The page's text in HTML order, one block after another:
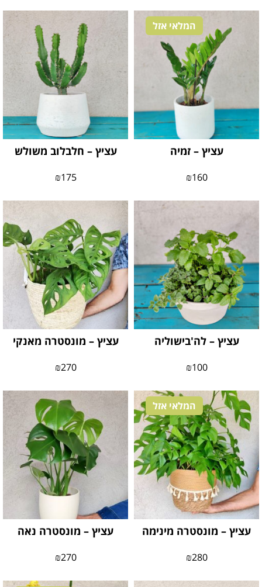
המלאי אזל
עציץ – זמיה
₪160
עציץ – חלבלוב משולש
₪175
עציץ – לה'בישוליה
₪100
עציץ – מונסטרה מאנקי
₪270
המלאי אזל
עציץ – מונסטרה מינימה
₪280
עציץ – מונסטרה נאה
₪270